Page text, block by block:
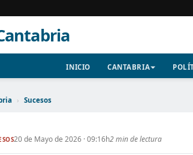
INICIO CANTABRIA
› Sucesos
20 de Mayo de 2026 · 09:16h2 min de lectura